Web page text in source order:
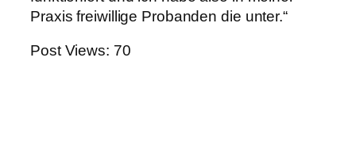
Praxis freiwillige Probanden die unter.“
Post Views: 70